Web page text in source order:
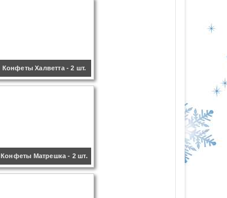
Конфеты Халветта - 2 шт.
Конфеты Матрешка - 2 шт.